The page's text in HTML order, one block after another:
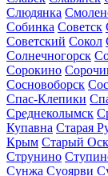
Слюдянка
Собинка Советск
Советский Сокол
Солнечногорск
Сорокино
Сосновоборск
Спас-Клепики
Среднеколымск
Купавна Старая
Крым Старый
Струнино
Сунжа Суоярви